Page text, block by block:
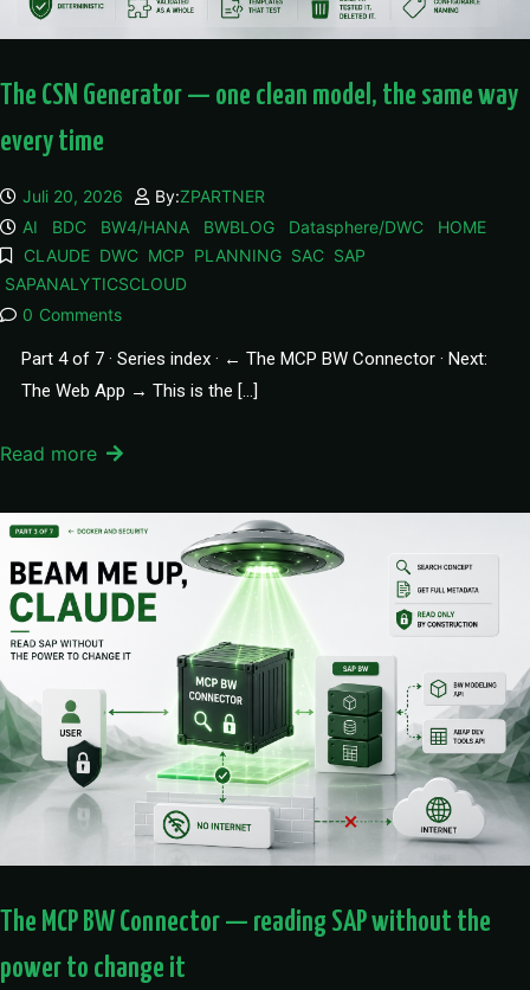
The CSN Generator — one clean model, the same way
every time
Juli 20, 2026 By:ZPARTNER
AI
BDC BW4/HANA BWBLOG Datasphere/DWC
HOME
CLAUDE DWC MCP PLANNING SAC SAP
SAPANALYTICSCLOUD
0 Comments
Part 4 of 7 · Series index · ← The MCP BW Connector · Next:
The Web App → This is the […]
Read more
The MCP BW Connector — reading SAP without the
power to change it